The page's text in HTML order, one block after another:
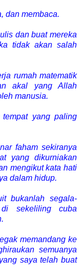
dan membaca.
dan buat mereka
tidak akan salah
rumah matematik
akal yang Allah
manusia.
yang paling
faham sekiranya
yang dikurniakan
mengikut kata hati
dalam hidup.
bukanlah segala-
sekeliling cuba
memandang ke
semuanya
saya telah buat